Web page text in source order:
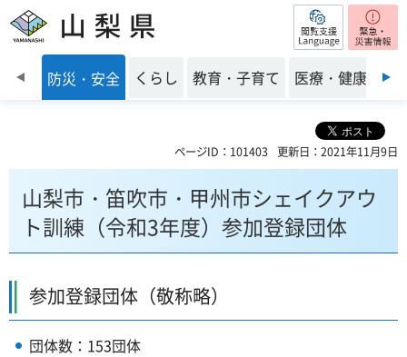
山梨県 閲覧支援
防災・安全 くらし 教育・子育て 医療・健康・福
ページID：101403 更新日：2021年11月9日
山梨市・笛吹市・甲州市シェイクアウ
ト訓練（令和3年度）参加登録団体
参加登録団体（敬称略）
団体数：153団体